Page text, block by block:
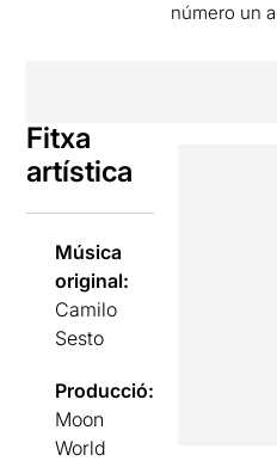
número un
Fitxa
artística
Música
original:
Camilo
Sesto
Producció:
Moon
World